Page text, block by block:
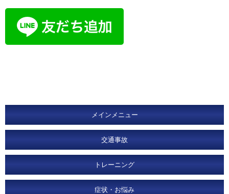
メインメニュー
交通事故
トレーニング
症状・お悩み